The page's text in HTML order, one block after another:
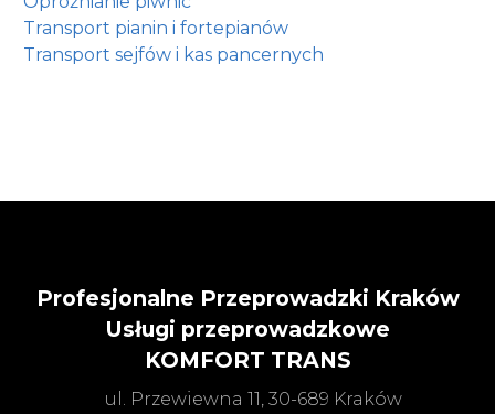
Transport pianin i fortepianów
Transport sejfów i kas pancernych
Profesjonalne Przeprowadzki Kraków
Usługi przeprowadzkowe
KOMFORT TRANS
ul. Przewiewna 11, 30-689 Kraków